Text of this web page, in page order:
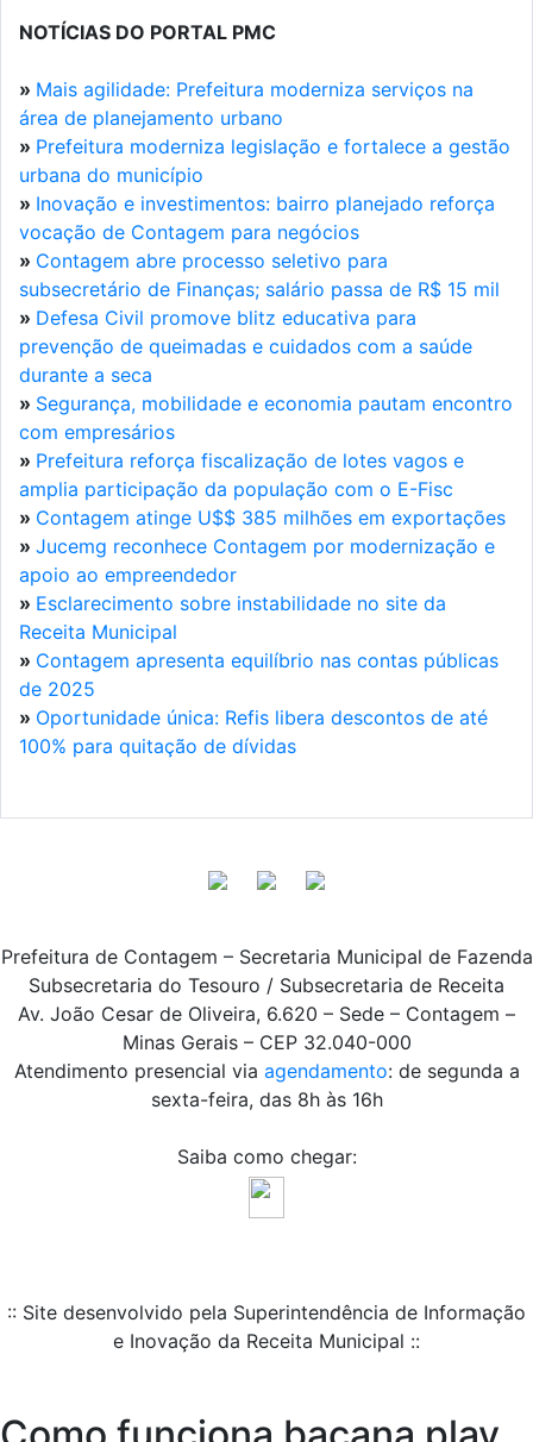
NOTÍCIAS DO PORTAL PMC
» Mais agilidade: Prefeitura moderniza serviços na
área de planejamento urbano
» Prefeitura moderniza legislação e fortalece a gestão
urbana do município
» Inovação e investimentos: bairro planejado reforça
vocação de Contagem para negócios
» Contagem abre processo seletivo para
subsecretário de Finanças; salário passa de R$ 15 mil
» Defesa Civil promove blitz educativa para
prevenção de queimadas e cuidados com a saúde
durante a seca
» Segurança, mobilidade e economia pautam encontro
com empresários
» Prefeitura reforça fiscalização de lotes vagos e
amplia participação da população com o E-Fisc
» Contagem atinge U$$ 385 milhões em exportações
» Jucemg reconhece Contagem por modernização e
apoio ao empreendedor
» Esclarecimento sobre instabilidade no site da
Receita Municipal
» Contagem apresenta equilíbrio nas contas públicas
de 2025
» Oportunidade única: Refis libera descontos de até
100% para quitação de dívidas
Prefeitura de Contagem – Secretaria Municipal de Fazenda
Subsecretaria do Tesouro / Subsecretaria de Receita
Av. João Cesar de Oliveira, 6.620 – Sede – Contagem –
Minas Gerais – CEP 32.040-000
Atendimento presencial via agendamento: de segunda a
sexta-feira, das 8h às 16h
Saiba como chegar:
:: Site desenvolvido pela Superintendência de Informação
e Inovação da Receita Municipal ::